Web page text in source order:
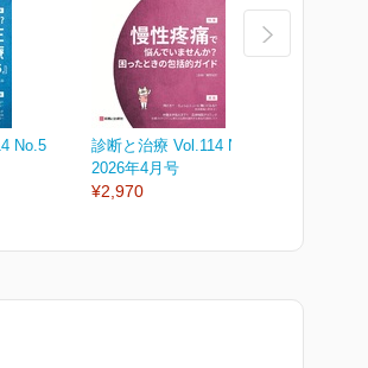
No.5
診断と治療 Vol.114 No.4
2026年4月号
¥2,970